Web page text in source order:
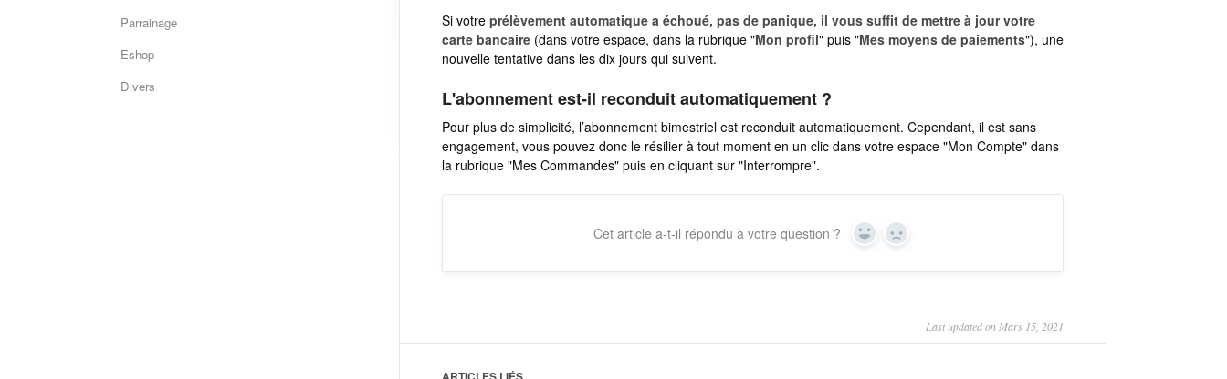
Si votre prélèvement automatique a échoué, pas de panique, il vous suffit de mettre à jour votre
carte bancaire(dans votre espace, dans la rubrique "Mon profil" puis "Mes moyens de paiements"), une
nouvelle tentative dans les dix jours qui suivent.
L'abonnement est-il reconduit automatiquement ?
Pour plus de simplicité, l’abonnement bimestriel est reconduit automatiquement. Cependant, il est sans
engagement, vous pouvez donc le résilier à tout moment en un clic dans votre espace "Mon Compte" dans
la rubrique "Mes Commandes" puis en cliquant sur "Interrompre".
Cet article a-t-il répondu à votre question ? Yes No
Last updated on Mars 15, 2021
Parrainage
Eshop
Divers